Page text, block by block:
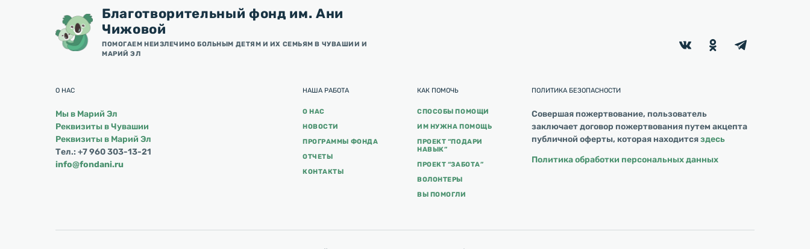
Благотворительный фонд им. Ани
Чижовой
ПОМОГАЕМ НЕИЗЛЕЧИМО БОЛЬНЫМ ДЕТЯМ И ИХ СЕМЬЯМ В ЧУВАШИИ И
МАРИЙ ЭЛ
О НАС
Мы в Марий Эл
Реквизиты в Чувашии
Реквизиты в Марий Эл
Тел.: +7 960 303-13-21
info@fondani.ru
НАША РАБОТА
О НАС
НОВОСТИ
ПРОГРАММЫ ФОНДА
ОТЧЕТЫ
КОНТАКТЫ
КАК ПОМОЧЬ
СПОСОБЫ ПОМОЩИ
ИМ НУЖНА ПОМОЩЬ
ПРОЕКТ “ПОДАРИ
НАВЫК”
ПРОЕКТ “ЗАБОТА”
ВОЛОНТЕРЫ
ВЫ ПОМОГЛИ
ПОЛИТИКА БЕЗОПАСНОСТИ
Совершая пожертвование, пользователь
заключает договор пожертвования путем акцепта
публичной оферты, которая находитсяздесь
Политика обработки персональных данных